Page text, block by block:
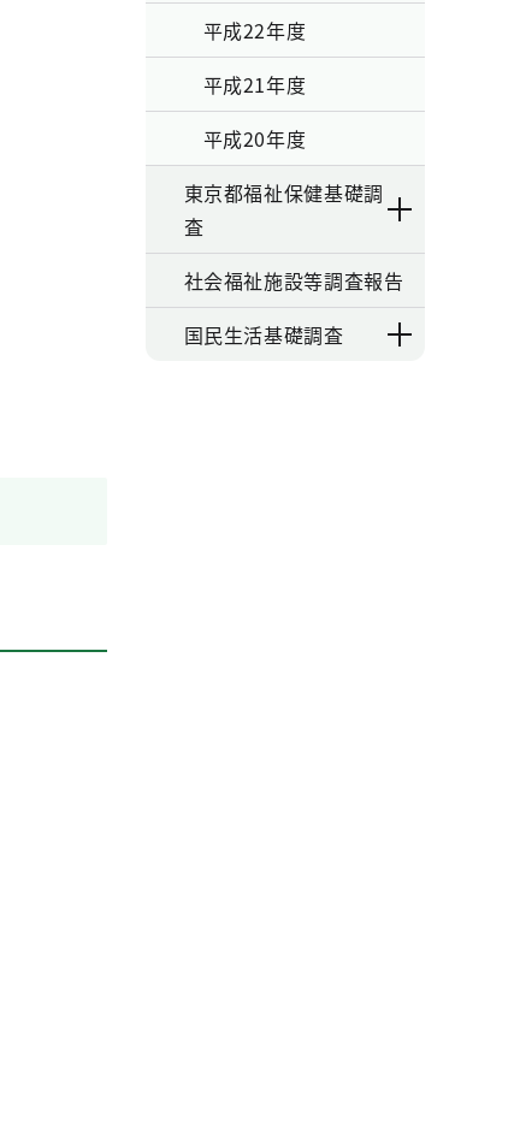
平成22年度
平成21年度
平成20年度
東京都福祉保健基礎調
査
社会福祉施設等調査報告
国民生活基礎調査